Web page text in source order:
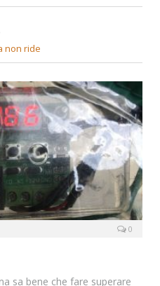
non ride
0
sa bene che fare superare